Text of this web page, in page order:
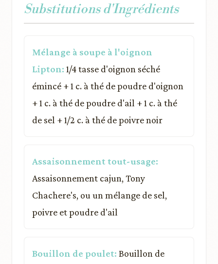
Substitutions d'Ingrédients
Mélange à soupe à l'oignon
Lipton: 1/4 tasse d'oignon séché
émincé + 1 c. à thé de poudre d'oignon
+ 1 c. à thé de poudre d'ail + 1 c. à thé
de sel + 1/2 c. à thé de poivre noir
Assaisonnement tout-usage:
Assaisonnement cajun, Tony
Chachere's, ou un mélange de sel,
poivre et poudre d'ail
Bouillon de poulet: Bouillon de